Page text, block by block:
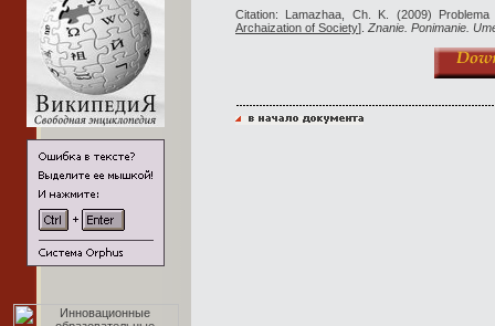
Citation: Lamazhaa, Ch. K. (2009)
Archaization of Society]. Znanie. Ponimanie.